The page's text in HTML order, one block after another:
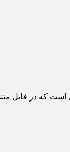
است که در فایل